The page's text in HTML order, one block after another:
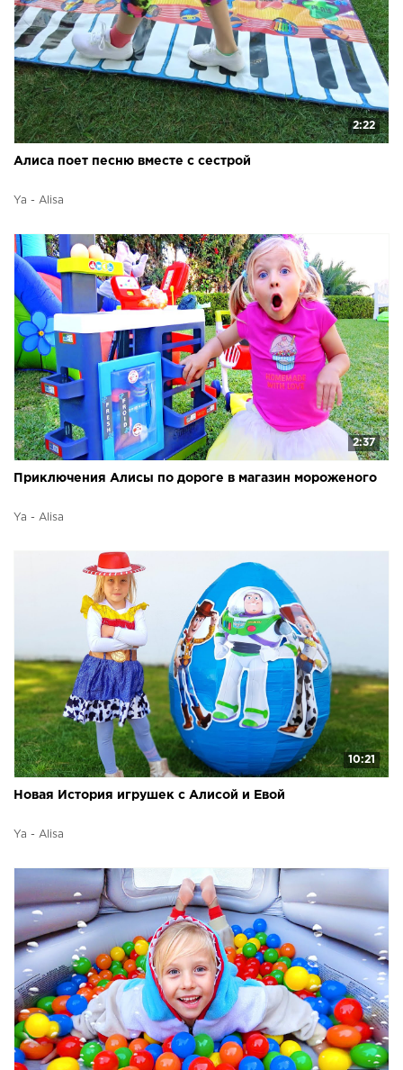
2:22
Алиса поет песню вместе с сестрой
Ya - Alisa
2:37
Приключения Алисы по дороге в магазин мороженого
Ya - Alisa
10:21
Новая История игрушек с Алисой и Евой
Ya - Alisa